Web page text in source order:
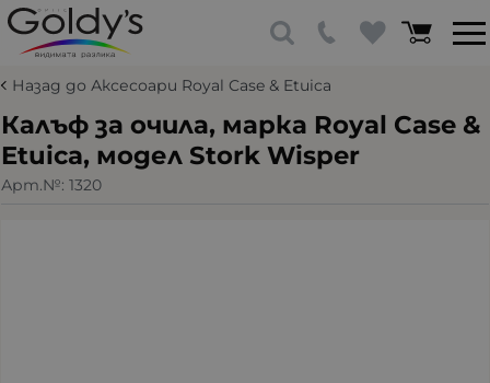
Назад до Аксесоари Royal Case & Etuica
Калъф за очила, марка Royal Case &
Etuica, модел Stork Wisper
Арт.№: 1320